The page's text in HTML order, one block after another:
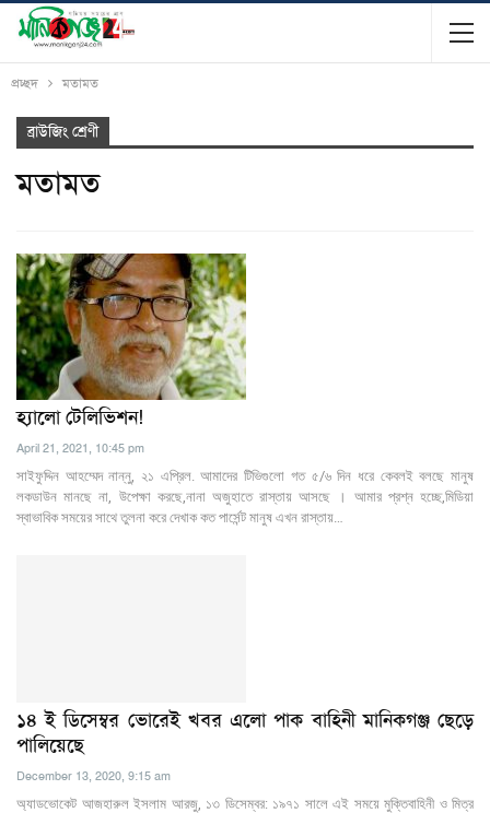
প্রচ্ছদ মতামত
ব্রাউজিং শ্রেণী
মতামত
হ্যালো টেলিভিশন!
April 21, 2021, 10:45 pm
সাইফুদ্দিন আহম্মেদ নান্নু, ২১ এপ্রিল. আমাদের টিভিগুলো গত ৫/৬ দিন ধরে কেবলই বলছে মানুষ
লকডাউন মানছে না, উপেক্ষা করছে,নানা অজুহাতে রাস্তায় আসছে । আমার প্রশ্ন হচ্ছে,মিডিয়া
স্বাভাবিক সময়ের সাথে তুলনা করে দেখাক কত পার্সেন্ট মানুষ এখন রাস্তায়…
১৪ ই ডিসেম্বর ভোরেই খবর এলো পাক বাহিনী মানিকগঞ্জ ছেড়ে
পালিয়েছে
December 13, 2020, 9:15 am
অ্যাডভোকেট আজহারুল ইসলাম আরজু, ১৩ ডিসেম্বর: ১৯৭১ সালে এই সময়ে মুক্তিবাহিনী ও মিত্র